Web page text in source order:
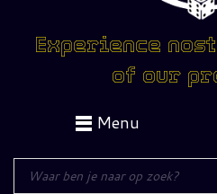
Experience
of our
Menu
Producten
zoeken